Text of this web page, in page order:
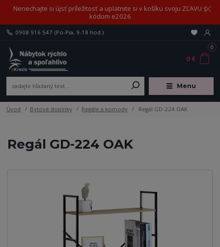
Nenechajte si újsť príležitosť a uplatnite si v košíku svoju ZĽAVU s
kódom e2026
Menu
0908 916 547 (Po-Pia, 9-18 hod.)
0
0 €
Úvod Bytové doplnky Regále a komody Regál GD-224 OAK
Regál GD-224 OAK